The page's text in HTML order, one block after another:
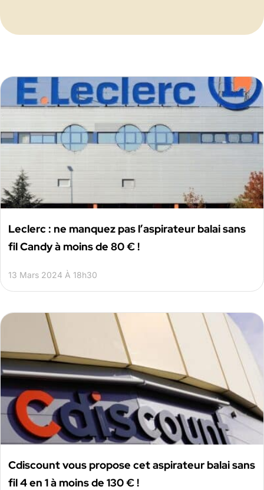
Leclerc : ne manquez pas l’aspirateur balai sans
fil Candy à moins de 80 € !
13 Mars 2024 À 18h30
Cdiscount vous propose cet aspirateur balai sans
fil 4 en 1 à moins de 130 € !